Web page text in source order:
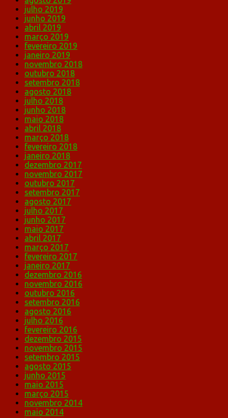
julho 2019
junho 2019
abril 2019
março 2019
fevereiro 2019
janeiro 2019
novembro 2018
outubro 2018
setembro 2018
agosto 2018
julho 2018
junho 2018
maio 2018
abril 2018
março 2018
fevereiro 2018
janeiro 2018
dezembro 2017
novembro 2017
outubro 2017
setembro 2017
agosto 2017
julho 2017
junho 2017
maio 2017
abril 2017
março 2017
fevereiro 2017
janeiro 2017
dezembro 2016
novembro 2016
outubro 2016
setembro 2016
agosto 2016
julho 2016
fevereiro 2016
dezembro 2015
novembro 2015
setembro 2015
agosto 2015
junho 2015
maio 2015
março 2015
novembro 2014
maio 2014